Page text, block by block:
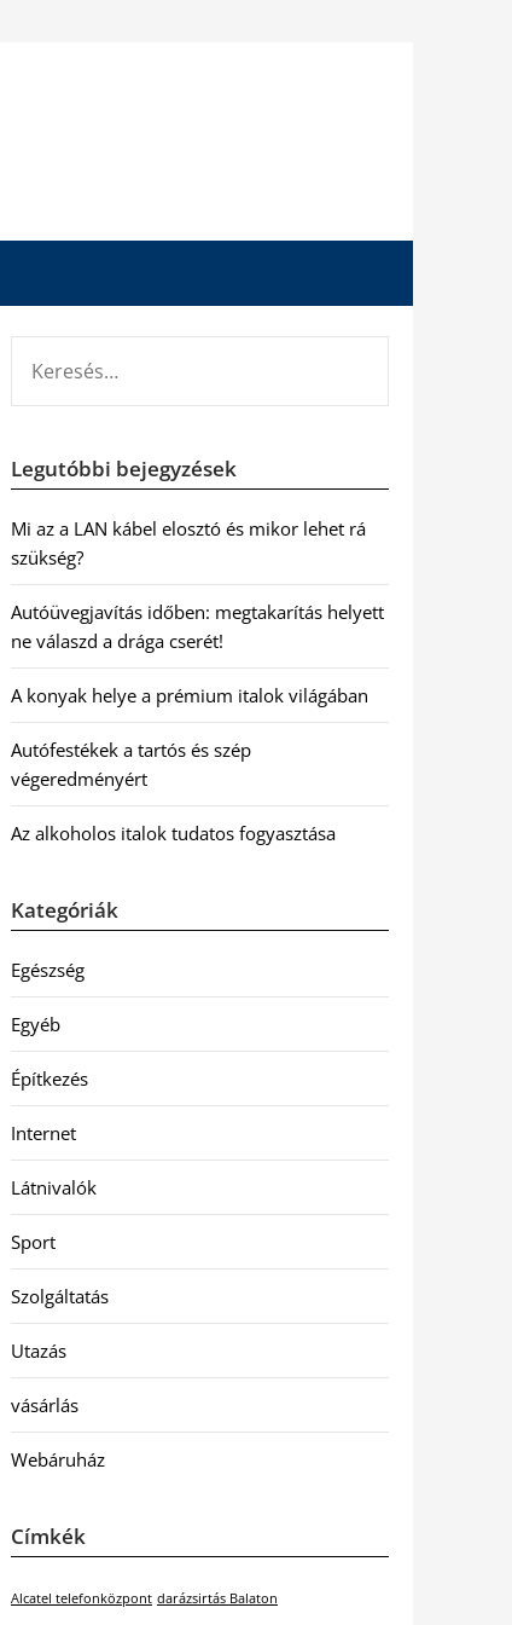
Legutóbbi bejegyzések
Mi az a LAN kábel elosztó és mikor lehet rá
szükség?
Autóüvegjavítás időben: megtakarítás helyett
ne válaszd a drága cserét!
A konyak helye a prémium italok világában
Autófestékek a tartós és szép
végeredményért
Az alkoholos italok tudatos fogyasztása
Kategóriák
Egészség
Egyéb
Építkezés
Internet
Látnivalók
Sport
Szolgáltatás
Utazás
vásárlás
Webáruház
Címkék
Alcatel telefonközpont darázsirtás Balaton